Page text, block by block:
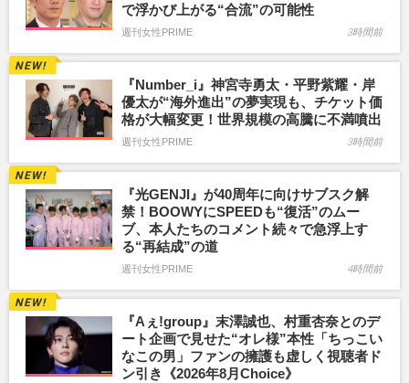
で浮かび上がる“合流”の可能性
週刊女性PRIME 3時間前
『Number_i』神宮寺勇太・平野紫耀・岸
優太が“海外進出”の夢実現も、チケット価
格が大幅変更！世界規模の高騰に不満噴出
週刊女性PRIME 3時間前
『光GENJI』が40周年に向けサブスク解
禁！BOOWYにSPEEDも“復活”のムー
ブ、本人たちのコメント続々で急浮上す
る“再結成”の道
週刊女性PRIME 4時間前
『Aぇ!group』末澤誠也、村重杏奈とのデ
ート企画で見せた“オレ様”本性「ちっこい
なこの男」ファンの擁護も虚しく視聴者ド
ン引き《2026年8月Choice》